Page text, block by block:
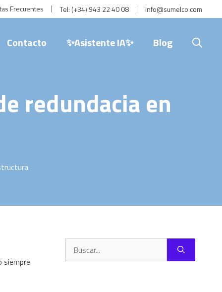
Tel: (+34) 943 22 40 08 info@sumelco.com
Frecuentes
Contacto ✨Asistente IA✨ Blog
redundacia en
siempre
Buscar: